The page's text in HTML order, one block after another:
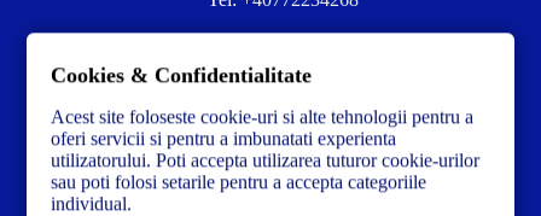
Contacteză-ne la:✉️contact@concrete-forma.com
Str. Dacia Nr 12 Ineu, Arad 315300 Romania
Cookies & Confidentialitate
Acest site foloseste cookie-uri si alte tehnologii pentru a
oferi servicii si pentru a imbunatati experienta
utilizatorului. Poti accepta utilizarea tuturor cookie-urilor
sau poti folosi setarile pentru a accepta categoriile
individual.